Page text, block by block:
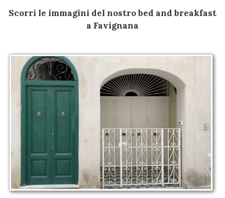
Scorri le immagini del nostro bed and breakfast
a Favignana